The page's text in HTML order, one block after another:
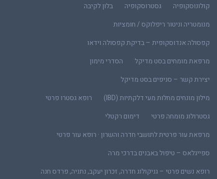
קולונוסקופיה גסטרוסקופיה
בלון לקיבה
מנומטריה וניטור ריפלוקס / חומציות
קפסולה אנדוסקופית – בדיקת קפסולה וידאו
מרפאת מומחים בסט מדיקל
הסדרי מימון
יצירת קשר – סניפים בסט מדיקל
מילון מונחים מחלות מעי דלקתיות (IBD)
רופא גסטרו פרטי
גסטרולוג מומחה פרטי
דימום רקטלי
מרפאת עור פרטית לתושבי חדרה והשרון · רופא עור פרטי
ספייגלאס – טיפול באבנים בדרכי מרה
רופא נשים פרטי – גניקולוג חדרה, זכרון יעקב, נתניה, פרדס חנה